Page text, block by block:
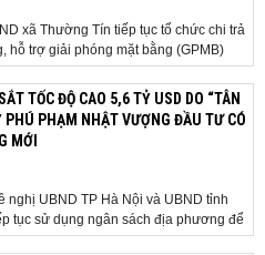
xã Thường Tín tiếp tục tổ chức chi trả
hỗ trợ giải phóng mặt bằng (GPMB)
cá nhân thuộc diện thu hồi đất để
Khu đô thị thể thao Quốc tế Hà Nội trên
Giang. Trong...
TỐC ĐỘ CAO 5,6 TỶ USD DO “TÂN
PHÚ PHẠM NHẬT VƯỢNG ĐẦU TƯ CÓ
MỚI
nghị UBND TP Hà Nội và UBND tỉnh
tục sử dụng ngân sách địa phương để
giải phóng mặt bằng đối với phần